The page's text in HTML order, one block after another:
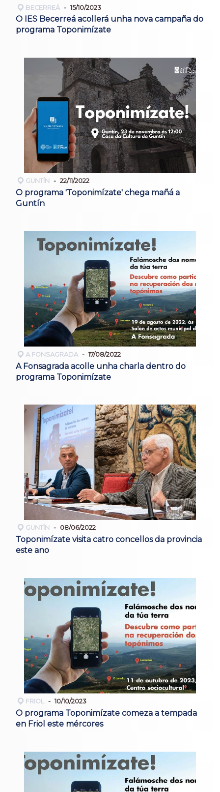
BECERREÁ 15/10/2023
O IES Becerreá acollerá unha nova campaña do
programa Toponimízate
GUNTÍN 22/11/2022
O programa 'Toponimízate' chega mañá a
Guntín
A FONSAGRADA 17/08/2022
A Fonsagrada acolle unha charla dentro do
programa Toponimízate
GUNTÍN 08/06/2022
Toponimízate visita catro concellos da provincia
este ano
FRIOL 10/10/2023
O programa Toponimízate comeza a tempada
en Friol este mércores